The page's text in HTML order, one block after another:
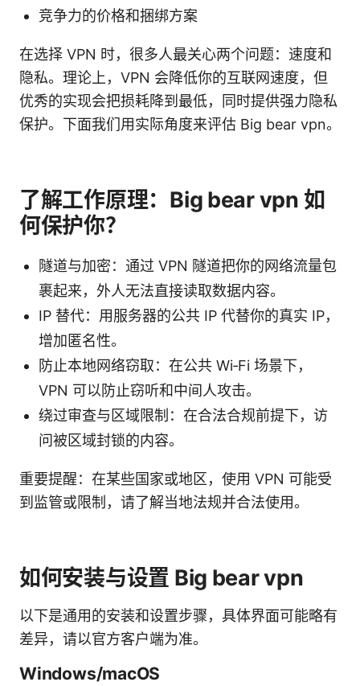
竞争力的价格和捆绑方案
在选择 VPN 时，很多人最关心两个问题：速度和
隐私。理论上，VPN 会降低你的互联网速度，但
优秀的实现会把损耗降到最低，同时提供强力隐私
保护。下面我们用实际角度来评估 Big bear vpn。
了解工作原理：Big bear vpn 如
何保护你？
隧道与加密：通过 VPN 隧道把你的网络流量包
裹起来，外人无法直接读取数据内容。
IP 替代：用服务器的公共 IP 代替你的真实 IP，
增加匿名性。
防止本地网络窃取：在公共 Wi‑Fi 场景下，
VPN 可以防止窃听和中间人攻击。
绕过审查与区域限制：在合法合规前提下，访
问被区域封锁的内容。
重要提醒：在某些国家或地区，使用 VPN 可能受
到监管或限制，请了解当地法规并合法使用。
如何安装与设置 Big bear vpn
以下是通用的安装和设置步骤，具体界面可能略有
差异，请以官方客户端为准。
Windows/macOS